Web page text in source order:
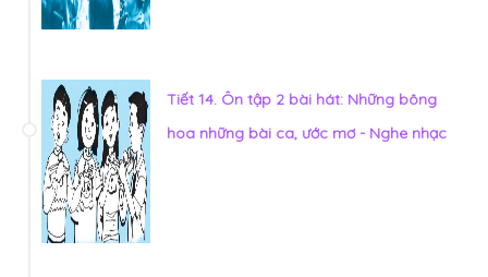
Tiết 14. Ôn tập 2 bài hát: Những bông
hoa những bài ca, ước mơ - Nghe nhạc